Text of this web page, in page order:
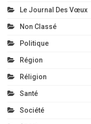
Le Journal Des Vœux
Non Classé
Politique
Région
Réligion
Santé
Société